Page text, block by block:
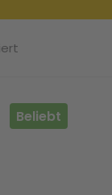
Beliebt